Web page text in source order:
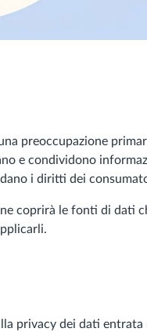
preoccupazione
e condividono
i diritti dei
coprirà le fonti di dati
privacy dei dati entrata